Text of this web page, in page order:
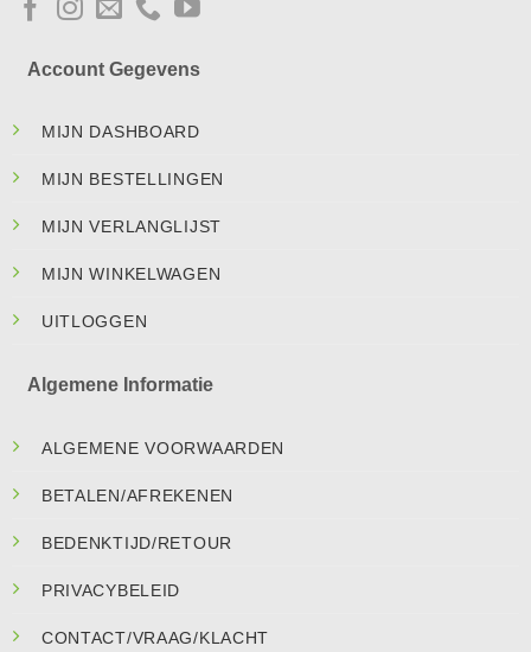
Account Gegevens
MIJN DASHBOARD
MIJN BESTELLINGEN
MIJN VERLANGLIJST
MIJN WINKELWAGEN
UITLOGGEN
Algemene Informatie
ALGEMENE VOORWAARDEN
BETALEN/AFREKENEN
BEDENKTIJD/RETOUR
PRIVACYBELEID
CONTACT/VRAAG/KLACHT